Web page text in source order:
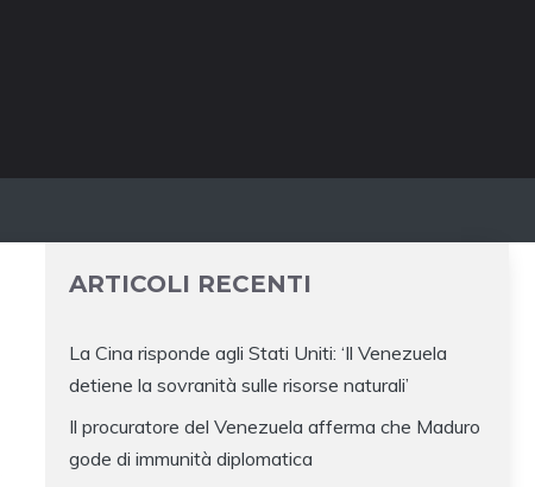
ARTICOLI RECENTI
La Cina risponde agli Stati Uniti: ‘Il Venezuela
detiene la sovranità sulle risorse naturali’
Il procuratore del Venezuela afferma che Maduro
gode di immunità diplomatica